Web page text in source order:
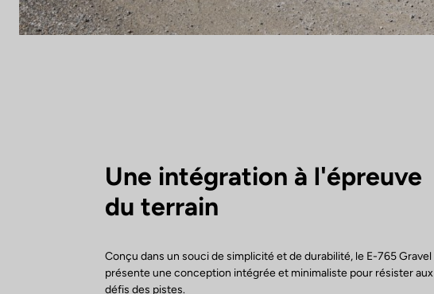
Une intégration à l'épreuve
du terrain
Conçu dans un souci de simplicité et de durabilité, le E-765 Gravel
présente une conception intégrée et minimaliste pour résister aux
défis des pistes.